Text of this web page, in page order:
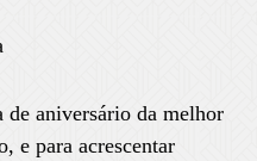
de aniversário da melhor
e para acrescentar